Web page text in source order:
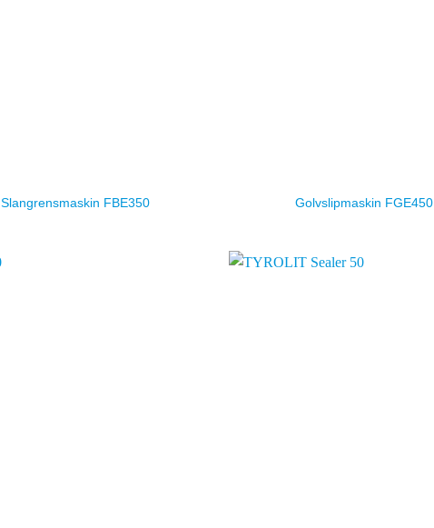
Slangrensmaskin FBE350 Golvslipmaskin FGE450